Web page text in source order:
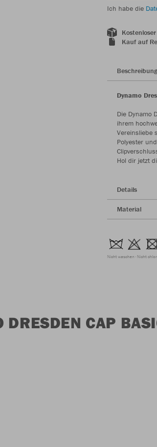
Ich habe die
Kauf auf
Beschreibung
Dynamo
Die Dynamo
ihrem
Vereinsliebe
Polyester
Hol dir jetzt
Details
Material
Nicht waschen Nicht
DRESDEN CAP